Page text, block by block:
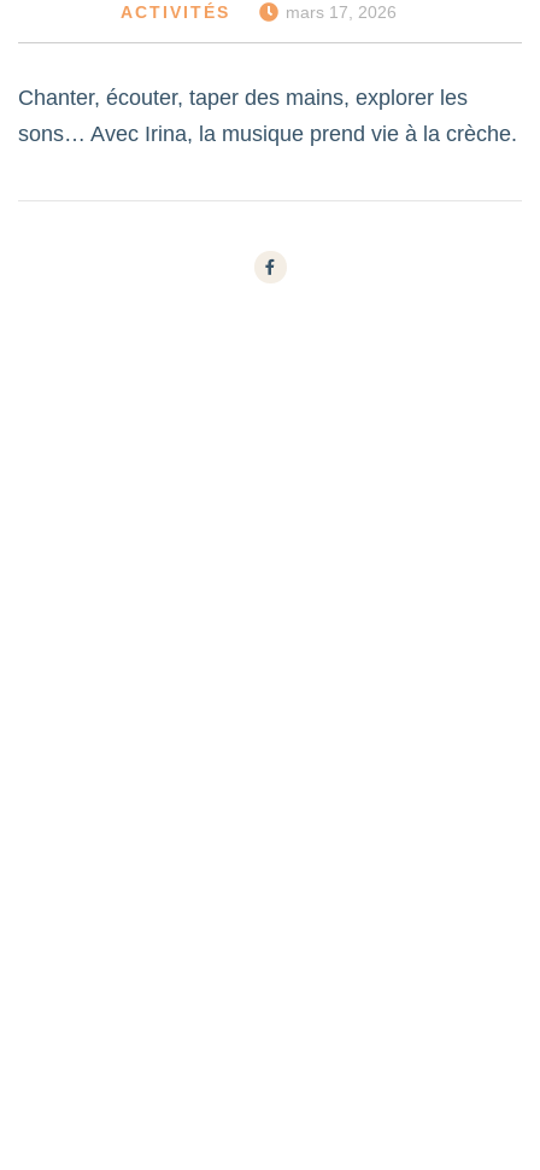
ACTIVITÉS mars 17, 2026
Chanter, écouter, taper des mains, explorer les
sons… Avec Irina, la musique prend vie à la crèche.